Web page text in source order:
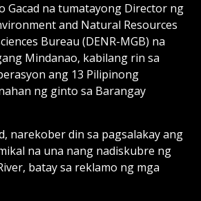
Gacad na tumatayong Director ng
and Natural Resources
Bureau (DENR-MGB) na
Mindanao, kabilang rin sa
ang 13 Pilipinong
ng ginto sa Barangay
narekober din sa pagsalakay ang
na una nang nadiskubre ng
batay sa reklamo ng mga